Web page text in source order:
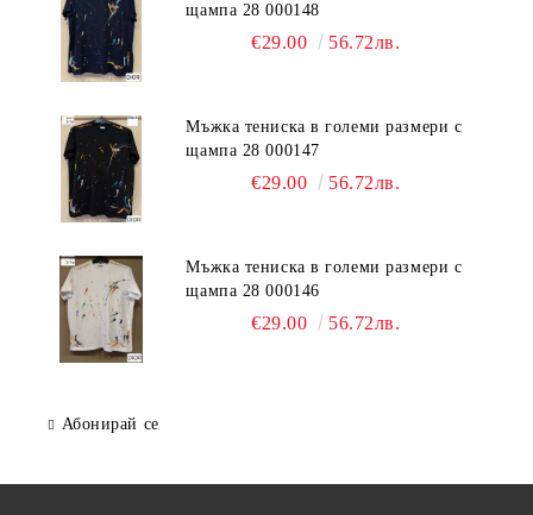
щампа 28 000148
€29.00 56.72лв.
Мъжка тениска в големи размери с
щампа 28 000147
€29.00 56.72лв.
Мъжка тениска в големи размери с
щампа 28 000146
€29.00 56.72лв.
Абонирай се